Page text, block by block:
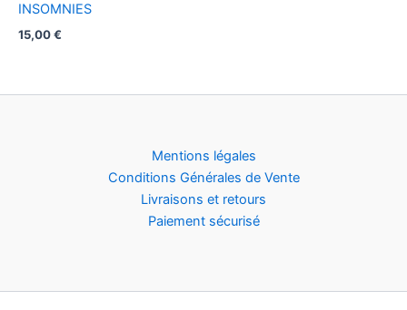
INSOMNIES
15,00€
Mentions légales
Conditions Générales de Vente
Livraisons et retours
Paiement sécurisé